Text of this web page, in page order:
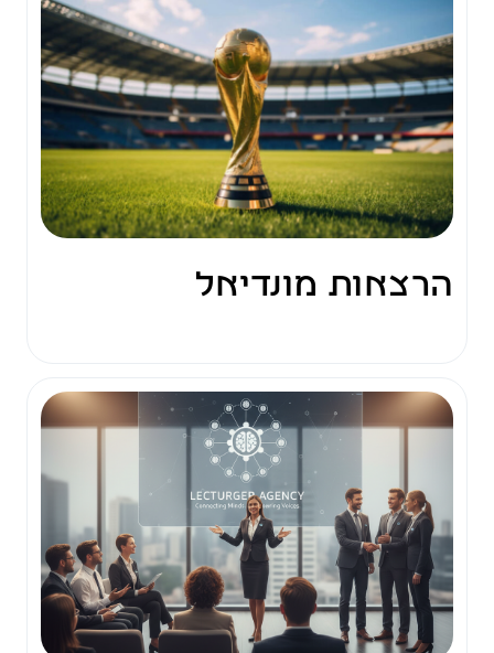
הרצאות מונדיאל